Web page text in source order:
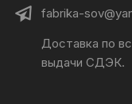
fabrika-
Доставка по
выдачи СДЭК.